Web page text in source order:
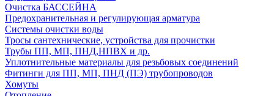
Очистка БАССЕЙНА
Предохранительная и регулирующая арматура
Системы очистки воды
Тросы сантехнические, устройства для прочистки
Трубы ПП, МП, ПНД,НПВХ и др.
Уплотнительные материалы для резьбовых соединений
Фитинги для ПП, МП, ПНД (ПЭ) трубопроводов
Хомуты